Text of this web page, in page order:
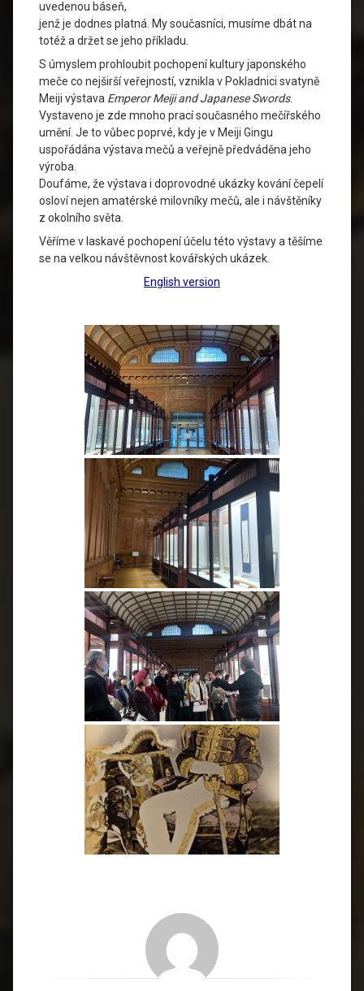
uvedenou báseň,
jenž je dodnes platná. My současníci, musíme dbát na
totéž a držet se jeho příkladu.
S úmyslem prohloubit pochopení kultury japonského
meče co nejširší veřejností, vznikla v Pokladnici svatyně
Meiji výstava Emperor Meiji and Japanese Swords.
Vystaveno je zde mnoho prací současného mečířského
umění. Je to vůbec poprvé, kdy je v Meiji Gingu
uspořádána výstava mečů a veřejně předváděna jeho
výroba.
Doufáme, že výstava i doprovodné ukázky kování čepelí
osloví nejen amatérské milovníky mečů, ale i návštěníky
z okolního světa.
Věříme v laskavé pochopení účelu této výstavy a těšíme
se na velkou návštěvnost kovářských ukázek.
English version